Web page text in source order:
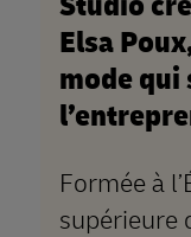
Elsa
mode qui
Formée à
supérieure